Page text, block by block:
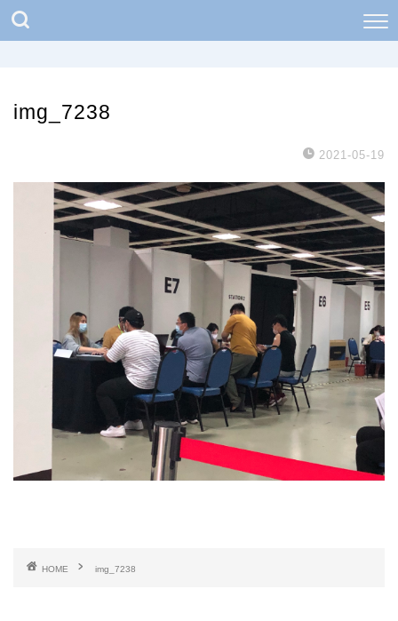
img_7238
2021-05-19
HOME img_7238